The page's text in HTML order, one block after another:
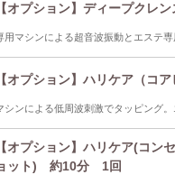
【オプション】ディープク
用マシンによる超音波振動とエステ
【オプション】ハリケア（コ
シンによる低周波刺激でタッピング
【オプション】ハリケア(コン
ット) 約10分 1回